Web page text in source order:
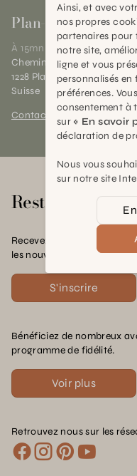
Plan-les-Ouates
À 15mn du centre de
Chemin des Charrotons 25
1228 Plan-les-Ouates (GE)
Suisse
Contact et horaires
Rester en
Recevez nos offres
les nouvelles Schilliger
S'inscrire
Bénéficiez de nombreux
programme de fidélité.
Voir plus
Retrouvez nous sur les
Ainsi, et avec
nos propres
partenaires
notre site,
ligne et vous
personnalisés
préférences.
consentement à
sur « En savoir
déclaration de
Nous vous
sur notre site